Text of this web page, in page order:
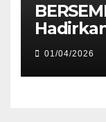
01/04/2026